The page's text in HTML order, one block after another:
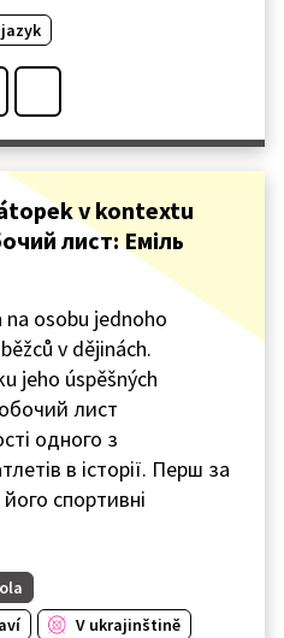
v kontextu
лист: Еміль
osobu jednoho
v dějinách.
jeho úspěšných
лист
одного з
в історії. Перш за
спортивні
V ukrajinštině